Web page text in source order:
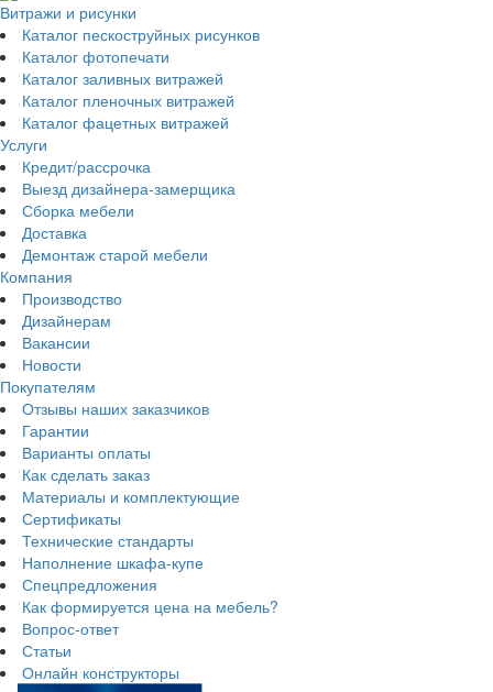
Витражи и рисунки
Каталог пескоструйных рисунков
Каталог фотопечати
Каталог заливных витражей
Каталог пленочных витражей
Каталог фацетных витражей
Услуги
Кредит/рассрочка
Выезд дизайнера-замерщика
Сборка мебели
Доставка
Демонтаж старой мебели
Компания
Производство
Дизайнерам
Вакансии
Новости
Покупателям
Отзывы наших заказчиков
Гарантии
Варианты оплаты
Как сделать заказ
Материалы и комплектующие
Сертификаты
Технические стандарты
Наполнение шкафа-купе
Спецпредложения
Как формируется цена на мебель?
Вопрос-ответ
Статьи
Онлайн конструкторы